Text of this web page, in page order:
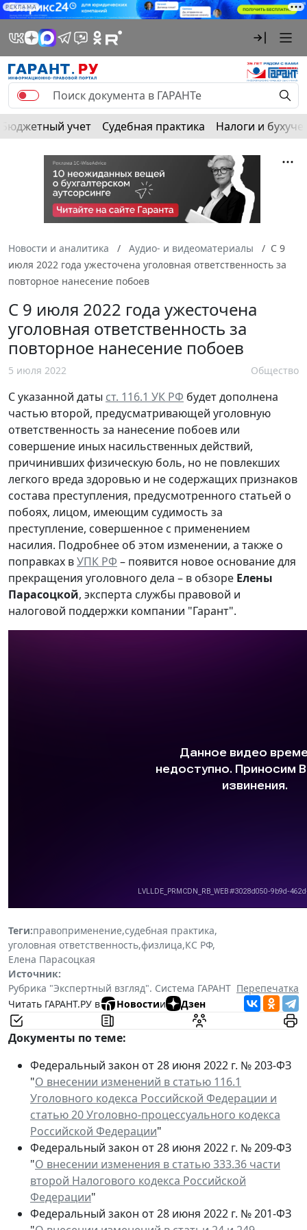
РЕКЛАМА
Бюджетный учет Судебная практика Налоги и
Новости и аналитика Аудио- и видеоматериалы
С 9
июля 2022 года ужесточена уголовная ответственность за
повторное нанесение побоев
С 9 июля 2022 года ужесточена
уголовная ответственность за
повторное нанесение побоев
5 июля 2022 Общество
С указанной даты ст. 116.1 УК РФ будет дополнена
частью второй, предусматривающей уголовную
ответственность за нанесение побоев или
совершение иных насильственных действий,
причинивших физическую боль, но не повлекших
легкого вреда здоровью и не содержащих признаков
состава преступления, предусмотренного статьей о
побоях, лицом, имеющим судимость за
преступление, совершенное с применением
насилия. Подробнее об этом изменении, а также о
поправках вУПК РФ – появится новое основание для
прекращения уголовного дела – в обзоре Елены
Парасоцкой, эксперта службы правовой и
налоговой поддержки компании "Гарант".
Теги:правоприменение,судебная практика,
уголовная ответственность,физлица,КС РФ,
Елена Парасоцкая
Источник:
Рубрика "Экспертный взгляд". Система ГАРАНТ Перепечатка
Читать ГАРАНТ.РУ в
Новостии Дзен
Документы по теме:
Федеральный закон от 28 июня 2022 г. № 203-ФЗ
"О внесении изменений в статью 116.1
Уголовного кодекса Российской Федерации и
статью 20 Уголовно-процессуального кодекса
Российской Федерации"
Федеральный закон от 28 июня 2022 г. № 209-ФЗ
"О внесении изменения в статью 333.36 части
второй Налогового кодекса Российской
Федерации"
Федеральный закон от 28 июня 2022 г. № 201-ФЗ